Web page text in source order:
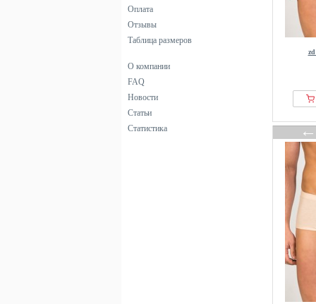
Оплата
Отзывы
Таблица размеров
О компании
FAQ
Новости
Статьи
Статистика